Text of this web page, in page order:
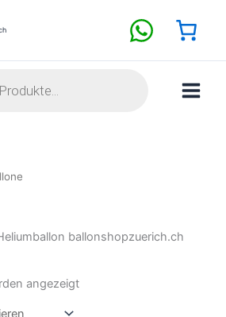
ballonshopzuerich.ch
angezeigt